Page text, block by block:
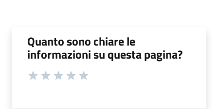
Quanto sono chiare le
informazioni su questa pagina?